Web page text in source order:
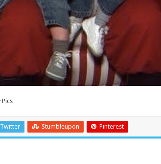
Pics
Twitter Stumbleupon Pinterest